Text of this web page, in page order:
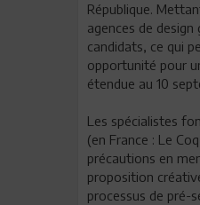
République.
agences de
candidats, ce qui
opportunité pour
étendue au 10
Les spécialistes
(en France : Le
précautions en
proposition
processus de pré-